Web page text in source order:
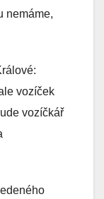
nemáme,
vozíček
vozíčkář